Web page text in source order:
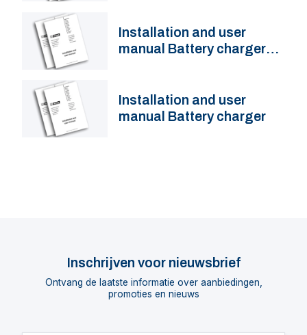
Installation and user
manual Battery charger
Installation and user
manual Battery charger
Inschrijven voor nieuwsbrief
Ontvang de laatste informatie over aanbiedingen,
promoties en nieuws